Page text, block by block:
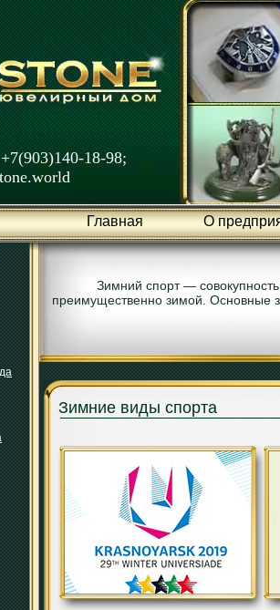
18-98;
Главная О
Зимний спорт —
преимущественно зимой. Основные
Зимние виды спорта